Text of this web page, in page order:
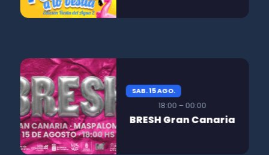
SAB. 15 AGO.
18:00 – 00:00
BRESH Gran Canaria